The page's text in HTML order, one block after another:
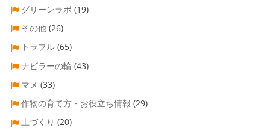
グリーンラボ (19)
その他 (26)
トラブル (65)
ナビラーの輪 (43)
マメ (33)
作物の育て方・お役立ち情報 (29)
土づくり (20)